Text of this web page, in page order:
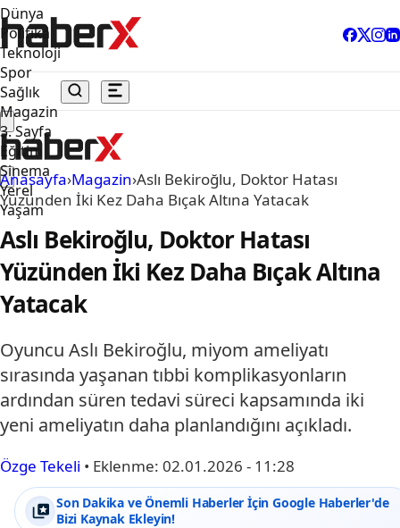
Dünya
Politika
Teknoloji
Spor
Sağlık
Magazin
3. Sayfa
Eğitim
Sinema
Yerel
Yaşam
Anasayfa›Magazin›Aslı Bekiroğlu, Doktor Hatası
Yüzünden İki Kez Daha Bıçak Altına Yatacak
Aslı Bekiroğlu, Doktor Hatası
Yüzünden İki Kez Daha Bıçak Altına
Yatacak
Oyuncu Aslı Bekiroğlu, miyom ameliyatı
sırasında yaşanan tıbbi komplikasyonların
ardından süren tedavi süreci kapsamında iki
yeni ameliyatın daha planlandığını açıkladı.
Özge Tekeli • Eklenme: 02.01.2026 - 11:28
Son Dakika ve Önemli Haberler İçin Google Haberler'de
Bizi Kaynak Ekleyin!